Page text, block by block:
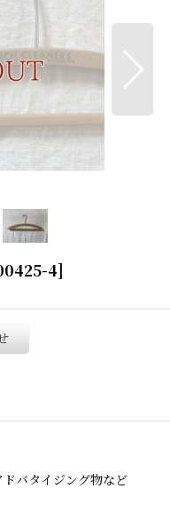
4]
バタイジング物など